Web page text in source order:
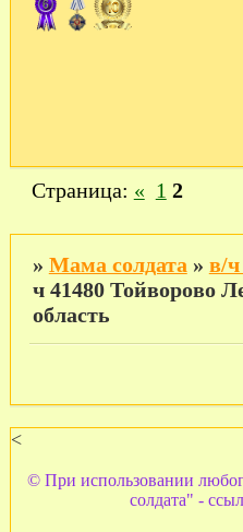
Страница: « 1 2
» Мама солдата » в/ч
ч 41480 Тойворово
область
<
© При использовании
солдата" -